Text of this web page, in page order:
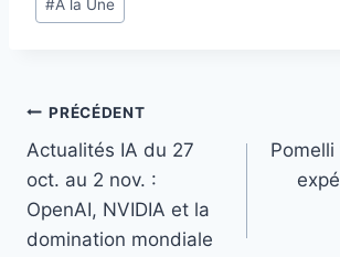
de
#A la Une
Navigation
de
l’article
PRÉCÉDENT
Actualités IA du 27
oct. au 2 nov. :
OpenAI, NVIDIA et la
domination mondiale